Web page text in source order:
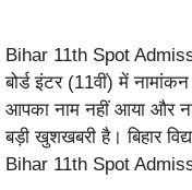
Bihar 11th Spot
बोर्ड इंटर (11वीं) में
आपका नाम नहीं आया और
बड़ी खुशखबरी है। बिहार
Bihar 11th Spot